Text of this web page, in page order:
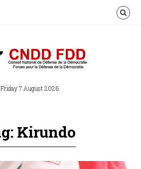
Friday 7 August 2026
Kirundo